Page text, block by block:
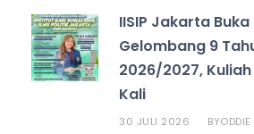
IISIP Jakarta Buka
Gelombang 9
2026/2027,
Kali
30 JULI 2026 BY